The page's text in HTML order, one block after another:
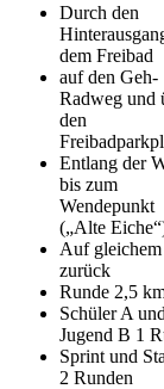
Durch den
dem Freibad
auf den Geh-
Radweg und
den
Entlang der
bis zum
Wendepunkt
(„Alte
Auf
zurück
Runde 2,5
Schüler A und
Jugend B 1
Sprint und
2 Runden